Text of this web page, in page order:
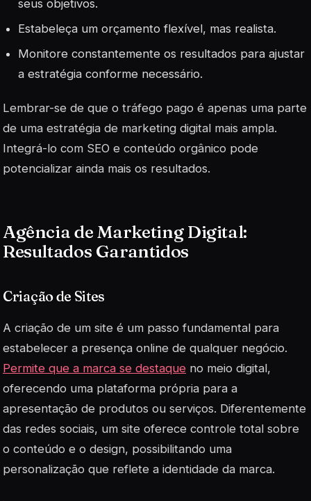
seus objetivos.
Estabeleça um orçamento flexível, mas realista.
Monitore constantemente os resultados para ajustar
a estratégia conforme necessário.
Lembrar-se de que o tráfego pago é apenas uma parte
de uma estratégia de marketing digital mais ampla.
Integrá-lo com SEO e conteúdo orgânico pode
potencializar ainda mais os resultados.
Agência de Marketing Digital:
Resultados Garantidos
Criação de Sites
A criação de um site é um passo fundamental para
estabelecer a presença online de qualquer negócio.
Permite que a marca se destaque no meio digital,
oferecendo uma plataforma própria para a
apresentação de produtos ou serviços. Diferentemente
das redes sociais, um site oferece controle total sobre
o conteúdo e o design, possibilitando uma
personalização que reflete a identidade da marca.